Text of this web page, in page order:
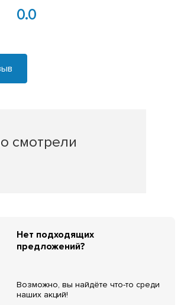
0.0
смотрели
Нет подходящих
предложений?
Возможно, вы найдёте что-то среди
наших акций!